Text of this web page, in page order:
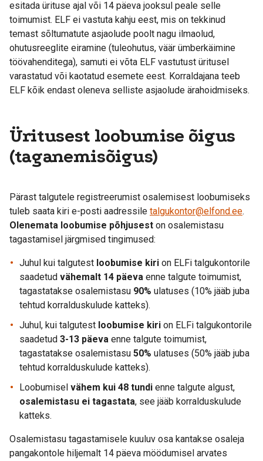
esitada ürituse ajal või 14 päeva jooksul peale selle
toimumist. ELF ei vastuta kahju eest, mis on tekkinud
temast sõltumatute asjaolude poolt nagu ilmaolud,
ohutusreeglite eiramine (tuleohutus, väär ümberkäimine
töövahenditega), samuti ei võta ELF vastutust üritusel
varastatud või kaotatud esemete eest. Korraldajana teeb
ELF kõik endast oleneva selliste asjaolude ärahoidmiseks.
Üritusest loobumise õigus
(taganemisõigus)
Pärast talgutele registreerumist osalemisest loobumiseks
tuleb saata kiri e-posti aadressile talgukontor@elfond.ee.
Olenemata loobumise põhjusest on osalemistasu
tagastamisel järgmised tingimused:
Juhul kui talgutest loobumise kiri on ELFi talgukontorile
saadetud vähemalt 14 päeva enne talgute toimumist,
tagastatakse osalemistasu 90% ulatuses (10% jääb juba
tehtud korralduskulude katteks).
Juhul, kui talgutest loobumise kiri on ELFi talgukontorile
saadetud 3-13 päeva enne talgute toimumist,
tagastatakse osalemistasu 50% ulatuses (50% jääb juba
tehtud korralduskulude katteks).
Loobumisel vähem kui 48 tundi enne talgute algust,
osalemistasu ei tagastata, see jääb korralduskulude
katteks.
Osalemistasu tagastamisele kuuluv osa kantakse osaleja
pangakontole hiljemalt 14 päeva möödumisel arvates